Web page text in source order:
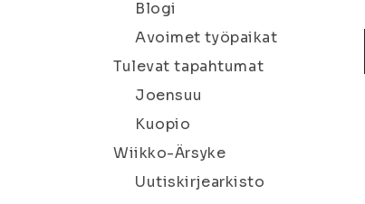
Blogi
Avoimet työpaikat
Tulevat tapahtumat
Joensuu
Kuopio
Wiikko-Ärsyke
Uutiskirjearkisto